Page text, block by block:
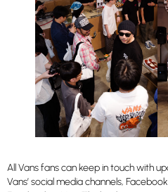
All Vans fans can keep in touch with
Vans’ social media channels,